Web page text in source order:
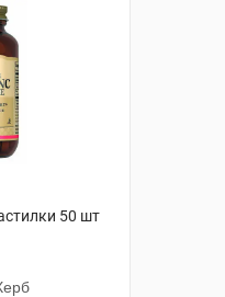
50 шт